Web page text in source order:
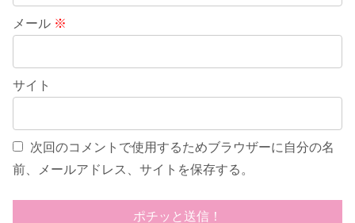
メール ※
サイト
次回のコメントで使用するためブラウザーに自分の名
前、メールアドレス、サイトを保存する。